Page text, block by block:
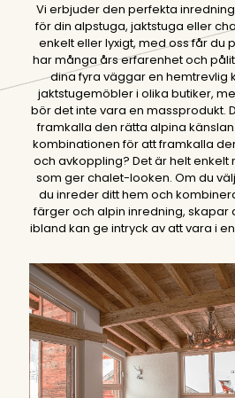
Vi erbjuder den perfekta
för din alpstuga, jaktstuga eller
enkelt eller lyxigt, med oss får du
har många års erfarenhet och
dina fyra väggar en hemtrevlig
jaktstugemöbler i olika butiker,
bör det inte vara en massprodukt.
framkalla den rätta alpina
kombinationen för att framkalla
och avkoppling? Det är helt enkelt
som ger chalet-looken. Om du
du inreder ditt hem och
färger och alpin inredning, skapar
ibland kan ge intryck av att vara i